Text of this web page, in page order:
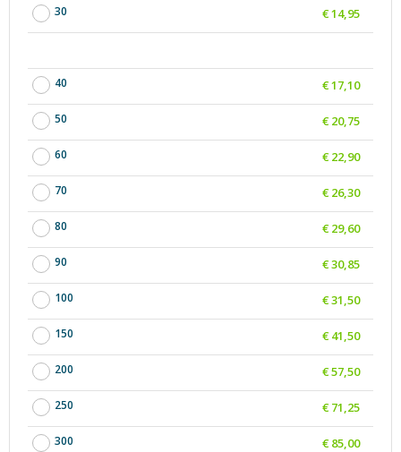
30 € 14,95
40
50
60
70
80
90
100
150
200
250
300
€ 17,10
€ 20,75
€ 22,90
€ 26,30
€ 29,60
€ 30,85
€ 31,50
€ 41,50
€ 57,50
€ 71,25
€ 85,00